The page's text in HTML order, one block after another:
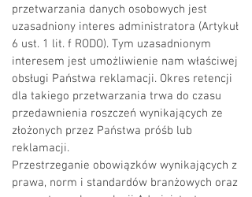
przetwarzania danych osobowych jest
uzasadniony interes administratora (Artykuł
6 ust. 1 lit. f RODO). Tym uzasadnionym
interesem jest umożliwienie nam właściwej
obsługi Państwa reklamacji. Okres retencji
dla takiego przetwarzania trwa do czasu
przedawnienia roszczeń wynikających ze
złożonych przez Państwa próśb lub
reklamacji.
Przestrzeganie obowiązków wynikających z
prawa, norm i standardów branżowych oraz